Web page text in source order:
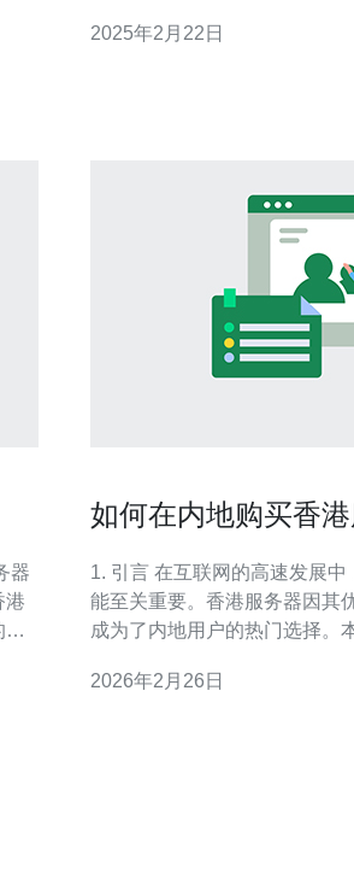
网站或进行数据传输时的流畅
2025年2月22日
港
服
如何在内地购买香
1. 引言 在互联网的高速发展中，服务器的选择对网站的性
能至关重要。香港服务器因其
成为了内地用户的热门选择。
优势 香港服务器提供了多个方面的优势，使其成为企业和
2026年2月26日